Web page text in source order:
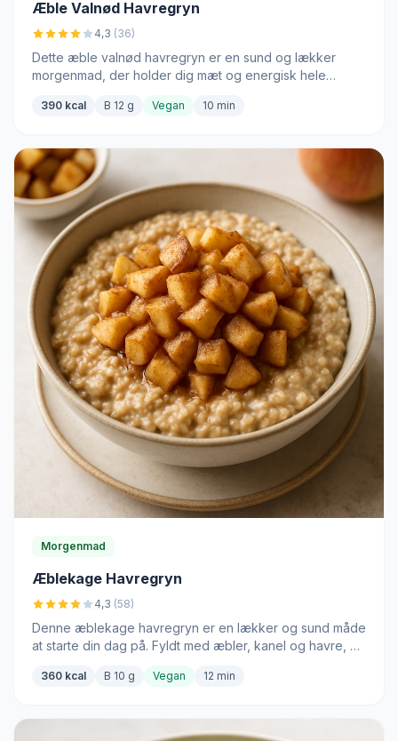
Æble Valnød Havregryn
4,3 (36)
Dette æble valnød havregryn er en sund og lækker
morgenmad, der holder dig mæt og energisk hele
390 kcal B 12 g Vegan 10 min
Morgenmad
Æblekage Havregryn
4,3 (58)
Denne æblekage havregryn er en lækker og sund måde
at starte din dag på. Fyldt med æbler, kanel og havre, er
360 kcal B 10 g Vegan 12 min